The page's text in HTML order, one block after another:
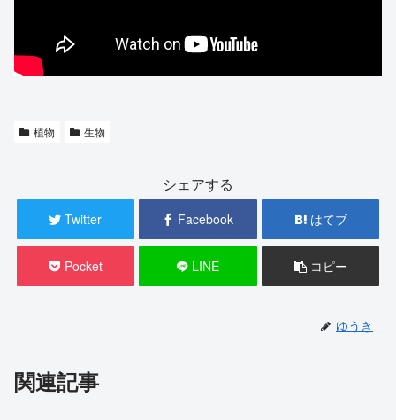
植物 生物
シェアする
Twitter Facebook はてブ
Pocket LINE コピー
ゆうき
関連記事